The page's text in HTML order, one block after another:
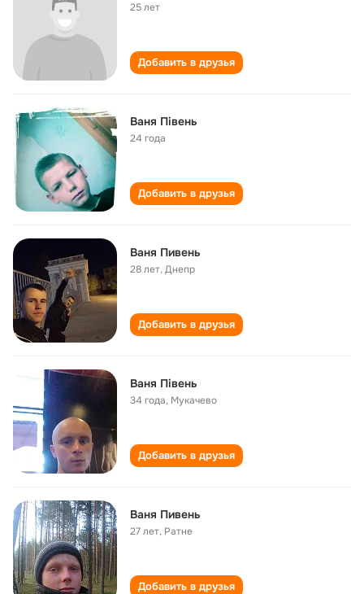
25 лет
Добавить в друзья
Ваня Півень
24 года
Добавить в друзья
Ваня Пивень
28 лет,Днепр
Добавить в друзья
Ваня Півень
34 года, Мукачево
Добавить в друзья
Ваня Пивень
27 лет, Ратне
Добавить в друзья